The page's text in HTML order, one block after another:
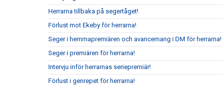
Herrarna tillbaka på segertåget!
Förlust mot Ekeby för herrarna!
Seger i hemmapremiären och avancemang i DM för herrarna!
Seger i premiären för herrarna!
Intervju inför herrarnas seriepremiär!
Förlust i genrepet för herrarna!